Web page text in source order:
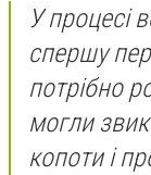
У процесі
спершу
потрібно
могли
копоти і